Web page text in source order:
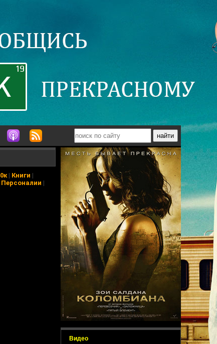
Видео
| Книги |
Персоналии |